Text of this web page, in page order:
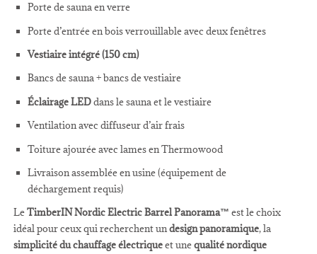
Porte de sauna en verre
Porte d’entrée en bois verrouillable avec deux fenêtres
Vestiaire intégré (150 cm)
Bancs de sauna + bancs de vestiaire
Éclairage LEDdans le sauna et le vestiaire
Ventilation avec diffuseur d’air frais
Toiture ajourée avec lames en Thermowood
Livraison assemblée en usine (équipement de
déchargement requis)
LeTimberIN Nordic Electric Barrel Panorama™ est le choix
idéal pour ceux qui recherchent undesign panoramique, la
simplicité du chauffage électriqueet unequalité nordique